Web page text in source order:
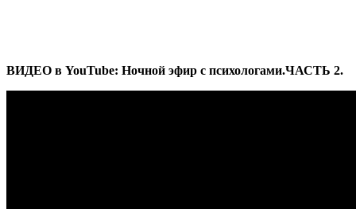
ВИДЕО в YouTube: Ночной эфир с психологами.ЧАСТЬ 2.